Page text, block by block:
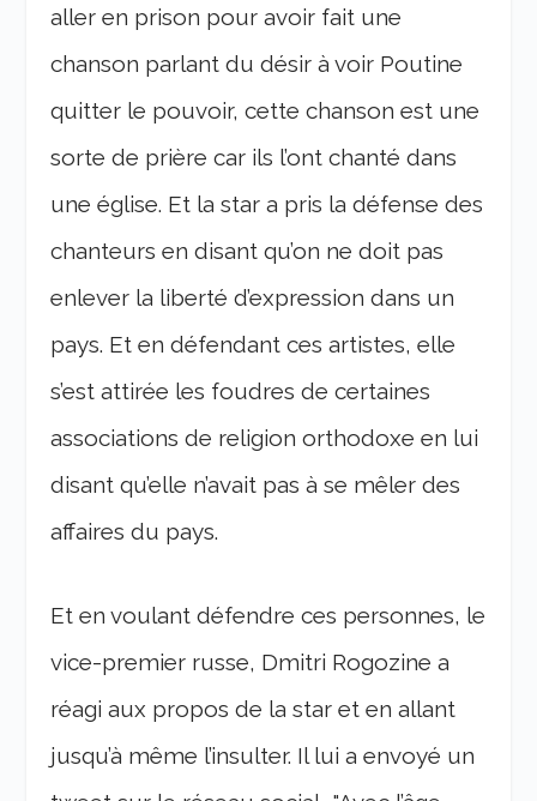
aller en prison pour avoir fait une
chanson parlant du désir à voir Poutine
quitter le pouvoir, cette chanson est une
sorte de prière car ils l’ont chanté dans
une église. Et la star a pris la défense des
chanteurs en disant qu’on ne doit pas
enlever la liberté d’expression dans un
pays. Et en défendant ces artistes, elle
s’est attirée les foudres de certaines
associations de religion orthodoxe en lui
disant qu’elle n’avait pas à se mêler des
affaires du pays.
Et en voulant défendre ces personnes, le
vice-premier russe, Dmitri Rogozine a
réagi aux propos de la star et en allant
jusqu’à même l’insulter. Il lui a envoyé un